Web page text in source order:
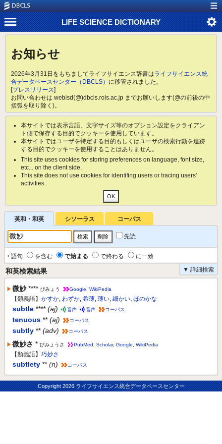
LIFE SCIENCE DICTIONARY
お知らせ
2026年3月31日をもちましてライフサイエンス辞書はライフサイエンス統
合データベースセンター（DBCLS） に移管されました。
[プレスリリース]
お問い合わせは weblsd(@)dbcls.rois.ac.jp までお願いします(@の前後の中
括弧を取り除く)。
本サイトでは表示言語、文字サイズ等のオプション設定をクライアン
ト側で保存する目的でクッキーを使用しています。
本サイトではユーザを特定する目的もしくはユーザの検索行動を追跡
する目的でクッキーを使用することはありません。
This site uses cookies for storing preferences on language, font size,
etc... on the client side.
This site does not use cookies for identifing users or tracing users'
activities.
英和・和英 シソーラス コーパス
先読
‣ 語句 を含む で始まる で終わる
に一致
▼ 詳細検索
和英検索結果
微妙 **** びみょう Google WikiPedia
【類義語】 かすか, わずか, 希薄, 薄い, 細かい, ほのかな
subtle **** (aj) 音声 音声 コーパス
tenuous ** (aj) コーパス
subtly ** (adv) コーパス
微妙さ * びみょうさ PubMed Scholar, Google WikiPedia
【類義語】 巧妙さ
subtlety ** (n) コーパス
Copyright2026 ライフサイエンス統合データベースセンター